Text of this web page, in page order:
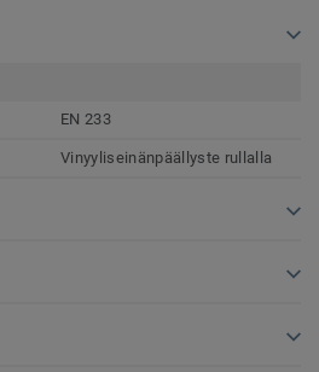
EN 233
Vinyyliseinänpäällyste rullalla